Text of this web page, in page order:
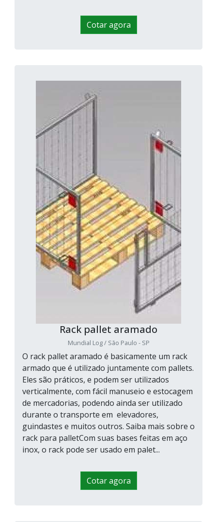
Cotar agora
Rack pallet aramado
Mundial Log / São Paulo - SP
O rack pallet aramado é basicamente um rack
armado que é utilizado juntamente com pallets.
Eles são práticos, e podem ser utilizados
verticalmente, com fácil manuseio e estocagem
de mercadorias, podendo ainda ser utilizado
durante o transporte em elevadores,
guindastes e muitos outros. Saiba mais sobre o
rack para palletCom suas bases feitas em aço
inox, o rack pode ser usado em palet...
Cotar agora